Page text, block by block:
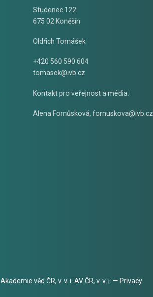
Studenec 122
675 02 Koněšín
Oldřich Tomášek
+420 560 590 604
tomasek@ivb.cz
Kontakt pro veřejnost a média:
Alena Fornůsková, fornuskova@ivb.cz
věd ČR, v. v. i. AV ČR, v. v. i. — Privacy